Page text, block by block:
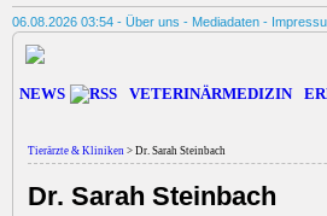
06.08.2026 03:54 - Über uns - Mediadaten -
NEWS VETERINÄRMEDIZIN
Tierärzte & Kliniken > Dr. Sarah Steinbach
Dr. Sarah Steinbach